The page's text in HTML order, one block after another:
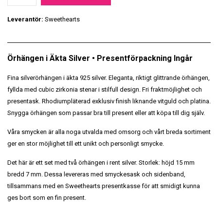
Leverantör: Sweethearts
Örhängen i Äkta Silver • Presentförpackning Ingår
Fina silverörhängen i äkta 925 silver. Eleganta, riktigt glittrande örhängen,
fyllda med cubic zirkonia stenar i stilfull design. Fri fraktmöjlighet och
presentask. Rhodiumpläterad exklusiv finish liknande vitguld och platina.
Snygga örhängen som passar bra till present eller att köpa till dig själv.
Våra smycken är alla noga utvalda med omsorg och vårt breda sortiment
ger en stor möjlighet till ett unikt och personligt smycke.
Det här är ett set med två örhängen i rent silver. Storlek: höjd 15 mm
bredd 7 mm. Dessa levereras med smyckesask och sidenband,
tillsammans med en Sweethearts presentkasse för att smidigt kunna
ges bort som en fin present.